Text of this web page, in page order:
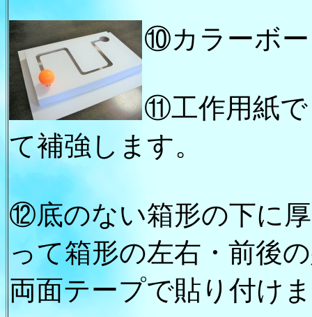
⑩カラーボー
⑪工作用紙で
て補強します。
⑫底のない箱形の下に
って箱形の左右・前後
両面テープで貼り付け